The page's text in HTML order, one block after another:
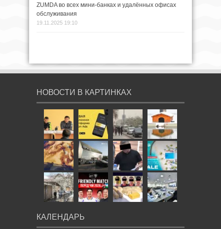
ZUMDA во всех мини-банках и удалённых офисах
обслуживания
19.11.2025 19:10
НОВОСТИ В КАРТИНКАХ
КАЛЕНДАРЬ